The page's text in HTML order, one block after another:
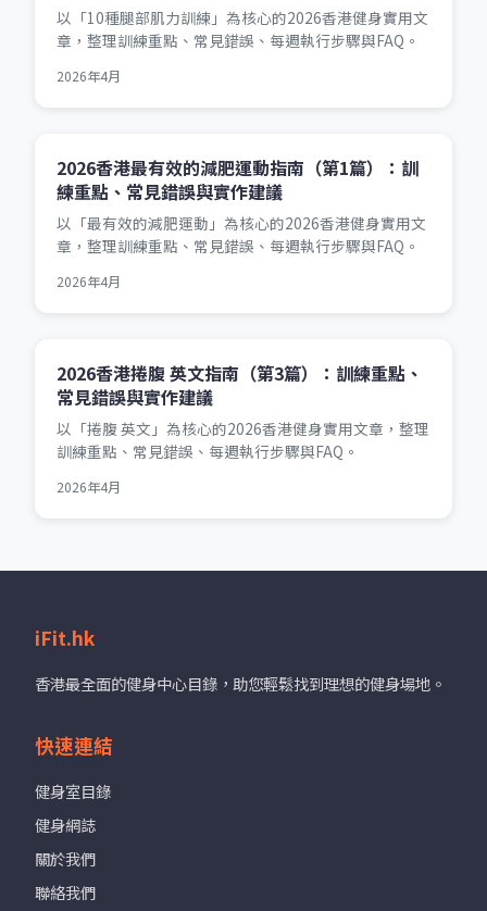
以「10種腿部肌力訓練」為核心的2026香港健身實用文
章，整理訓練重點、常見錯誤、每週執行步驟與FAQ。
2026年4月
2026香港最有效的減肥運動指南（第1篇）：訓
練重點、常見錯誤與實作建議
以「最有效的減肥運動」為核心的2026香港健身實用文
章，整理訓練重點、常見錯誤、每週執行步驟與FAQ。
2026年4月
2026香港捲腹 英文指南（第3篇）：訓練重點、
常見錯誤與實作建議
以「捲腹 英文」為核心的2026香港健身實用文章，整理
訓練重點、常見錯誤、每週執行步驟與FAQ。
2026年4月
iFit.hk
香港最全面的健身中心目錄，助您輕鬆找到理想的健身場地。
快速連結
健身室目錄
健身網誌
關於我們
聯絡我們